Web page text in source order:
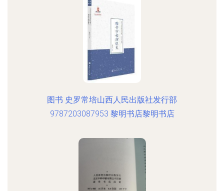
图书 史罗常培山西人民出版社发行部
9787203087953 黎明书店黎明书店